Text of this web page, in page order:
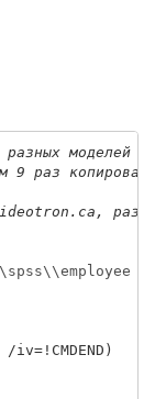
моделей
раз